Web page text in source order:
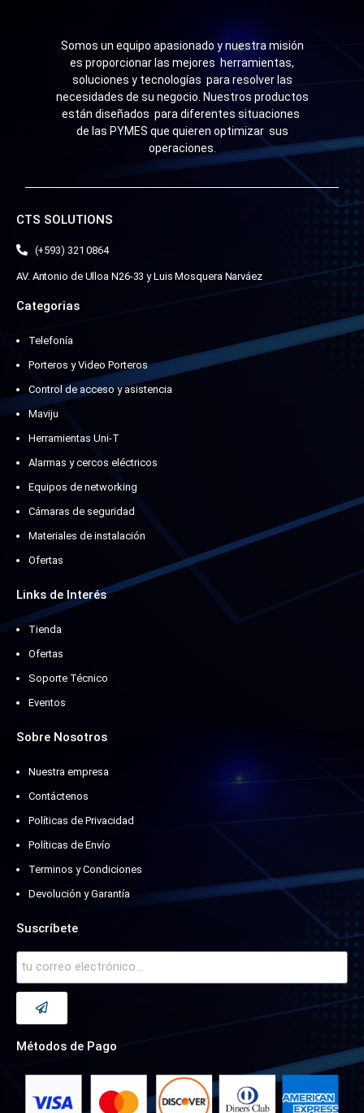
Somos un equipo apasionado y nuestra misión
es proporcionar las mejores herramientas,
soluciones y tecnologías para resolver las
necesidades de su negocio. Nuestros productos
están diseñados para diferentes situaciones
de las PYMES que quieren optimizar sus
operaciones.
CTS SOLUTIONS
(+593) 321 0864
AV. Antonio de Ulloa N26-33 y Luis Mosquera Narváez
Categorias
Telefonía
Porteros y Video Porteros
Control de acceso y asistencia
Maviju
Herramientas Uni-T
Alarmas y cercos eléctricos
Equipos de networking
Cámaras de seguridad
Materiales de instalación
Ofertas
Links de Interés
Tienda
Ofertas
Soporte Técnico
Eventos
Sobre Nosotros
Nuestra empresa
Contáctenos
Políticas de Privacidad
Políticas de Envío
Terminos y Condiciones
Devolución y Garantía
Suscríbete
Métodos de Pago